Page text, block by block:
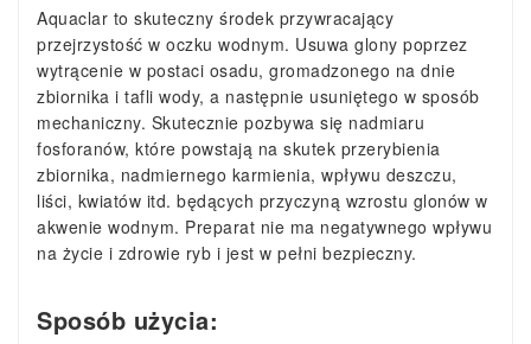
Aquaclar to skuteczny środek przywracający
przejrzystość w oczku wodnym. Usuwa glony poprzez
wytrącenie w postaci osadu, gromadzonego na dnie
zbiornika i tafli wody, a następnie usuniętego w sposób
mechaniczny. Skutecznie pozbywa się nadmiaru
fosforanów, które powstają na skutek przerybienia
zbiornika, nadmiernego karmienia, wpływu deszczu,
liści, kwiatów itd. będących przyczyną wzrostu glonów w
akwenie wodnym. Preparat nie ma negatywnego wpływu
na życie i zdrowie ryb i jest w pełni bezpieczny.
Sposób użycia: